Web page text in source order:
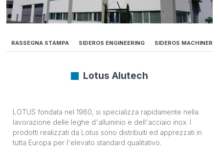
RASSEGNA STAMPA SIDEROS ENGINEERING SIDEROS MACHINERY
Lotus Alutech
LOTUS fondata nel 1980, si specializza rapidamente nella
lavorazione delle leghe d'alluminio e dell'acciaio inox. I
prodotti realizzati da Lotus sono distribuiti ed apprezzati in
tutta Europa per l'elevato standard qualitativo.